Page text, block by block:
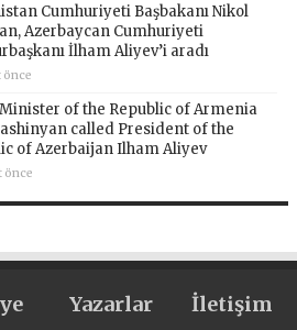
Cumhuriyeti Başbakanı Nikol
Azerbaycan Cumhuriyeti
İlham Aliyev’i aradı
önce
of the Republic of Armenia
called President of the
of Azerbaijan Ilham Aliyev
önce
Yazarlar İletişim